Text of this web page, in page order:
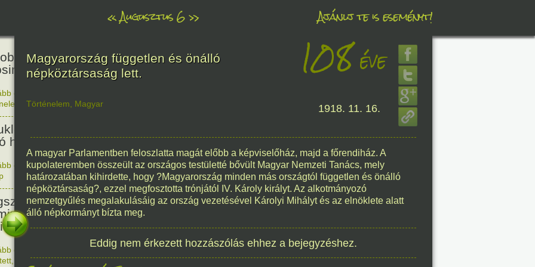
«Augusztus 6» Ajánlj te is eseményt!
az első atombombát
olvasom
fegyverek betiltásáért
harc világnapja
48éve
olvasom|Nincs hozzászólás, szólj hozzá!
1978. 08. 06.
Sir Alexander
Nobel-díjas angol orvos, a
felfedezője.
145éve
olvasom
1 hozzászólás, szólj Te is hozzá!
Alkotás 1881. 08. 06.
Magyarország független és önálló
népköztársaság lett.
108éve
Történelem Magyar 1918. 11. 16.
A magyar Parlamentben feloszlatta magát előbb a képviselőház, majd a főrendiház. A
kupolateremben összeült az országos testületté bővült Magyar Nemzeti Tanács, mely
határozatában kihirdette, hogy ?Magyarország minden más országtól független és önálló
népköztársaság?, ezzel megfosztotta trónjától IV. Károly királyt. Az alkotmányozó
nemzetgyűlés megalakulásáig az ország vezetésével Károlyi Mihályt és az elnöklete alatt
álló népkormányt bízta meg.
Eddig nem érkezett hozzászólás ehhez a bejegyzéshez.